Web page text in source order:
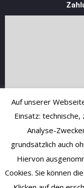
Auf unserer
Einsatz:
Analyse-
grundsätzlich auch
Hiervon
Cookies. Sie können